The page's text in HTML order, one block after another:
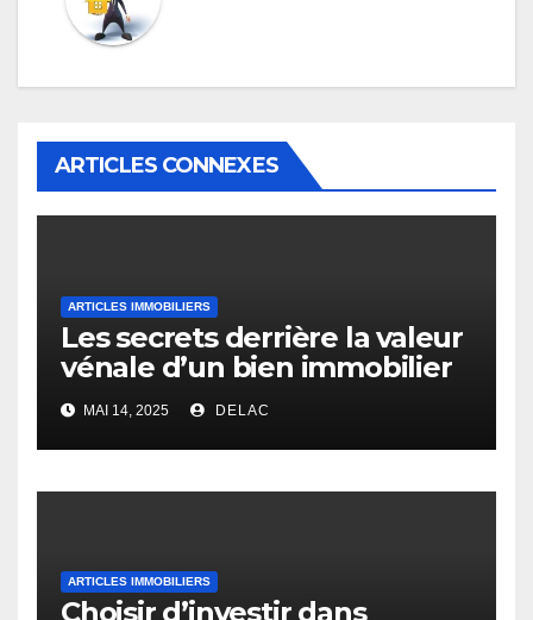
ARTICLES CONNEXES
ARTICLES IMMOBILIERS
Les secrets derrière la valeur
vénale d’un bien immobilier
MAI 14, 2025 DELAC
ARTICLES IMMOBILIERS
Choisir d’investir dans